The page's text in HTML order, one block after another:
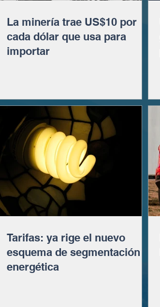
La minería trae US$10 por
cada dólar que usa para
importar
Tarifas: ya rige el nuevo
esquema de segmentación
energética